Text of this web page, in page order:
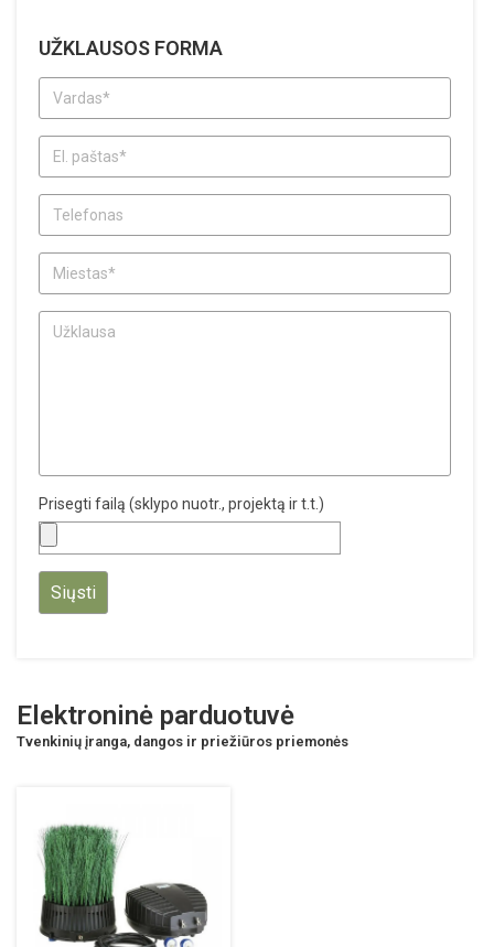
UŽKLAUSOS FORMA
Prisegti failą (sklypo nuotr., projektą ir t.t.)
Elektroninė parduotuvė
Tvenkinių įranga, dangos ir priežiūros priemonės